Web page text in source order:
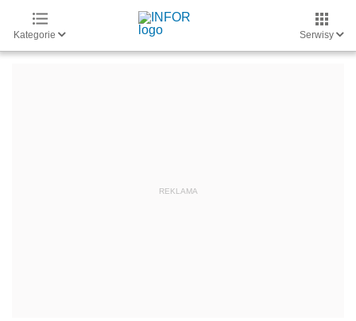
Kategorie Serwisy